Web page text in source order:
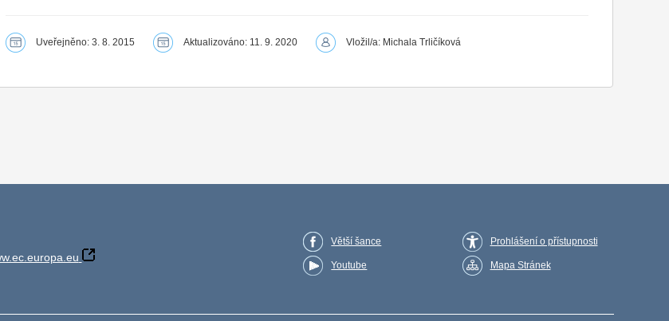
Uveřejněno: 3. 8. 2015 Aktualizováno: 11. 9. 2020 Vložil/a: Michala Trličíková
Větší šance
Youtube
Prohlášení o přístupnosti
Mapa Stránek